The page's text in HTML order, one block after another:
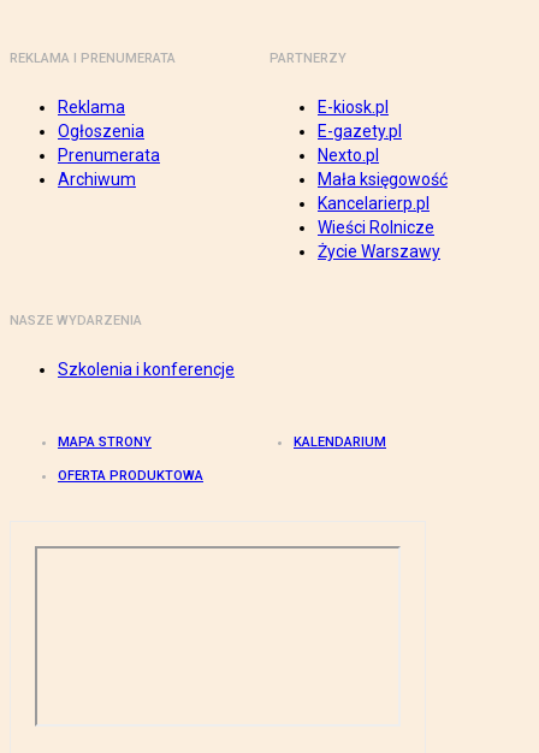
REKLAMA I PRENUMERATA
Reklama
Ogłoszenia
Prenumerata
Archiwum
PARTNERZY
E-kiosk.pl
E-gazety.pl
Nexto.pl
Mała księgowość
Kancelarierp.pl
Wieści Rolnicze
Życie Warszawy
NASZE WYDARZENIA
Szkolenia i konferencje
MAPA STRONY KALENDARIUM
OFERTA PRODUKTOWA